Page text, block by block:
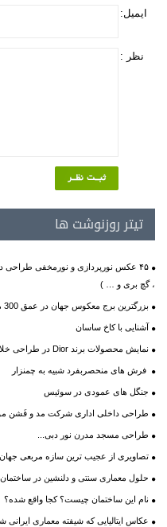
ایمیل:
نظر :
تیتر روزنوشت ها
۴۵ عکس نورپردازی و نورمخفی طراحی
، گچ بری و … )
بزرگترین برج معکوس جهان در عمق 300 متری زمین
آشنایی با کاخ ساسان
نمایش محصولات برند Dior در طراحی خلاقانه ویترین های مد Harrods در لندن
فرش های منحصربفرد شبیه به چمنزار
جنگل های عمودی در سوئیس
طراحی داخلی اداری شرکت مد و فَشن
طراحی مسجد مدرن نور دبی...
تصاویری از عجیب ترین سازه مربعی جهان
حلول معماری سنتی و دلنشین در
نام این ساختمان چیست؟ کجا واقع شده؟
عکاس ایتالیایی که شیفته معماری ایرانی